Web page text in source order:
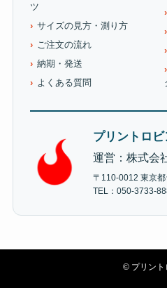
ツ
サイズの見方・測り方
ご注文の流れ
納期・発送
よくある質問
プリントロビ
運営：株式会
〒110-0012 東京
TEL：050-3733-
© プリント